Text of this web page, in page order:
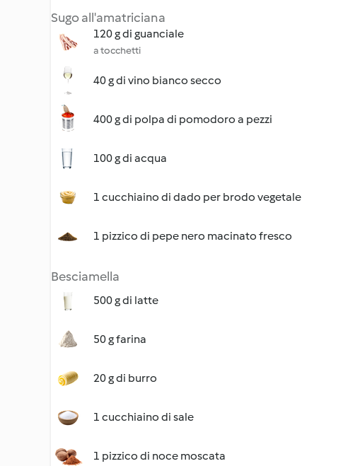
Sugo all'amatriciana
120 g di guanciale
a tocchetti
40 g di vino bianco secco
400 g di polpa di pomodoro a pezzi
100 g di acqua
1 cucchiaino di dado per brodo vegetale
1 pizzico di pepe nero macinato fresco
Besciamella
500 g di latte
50 g farina
20 g di burro
1 cucchiaino di sale
1 pizzico di noce moscata